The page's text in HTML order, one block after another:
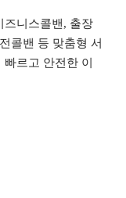
즈니스콜밴, 출장
콜밴 등 맞춤형 서
르고 안전한 이